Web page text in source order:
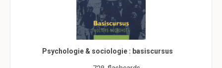
Psychologie & sociologie : basiscursus